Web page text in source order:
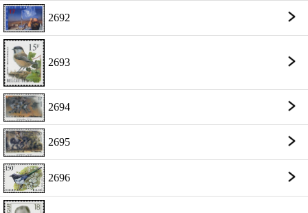
2692
2693
2694
2695
2696